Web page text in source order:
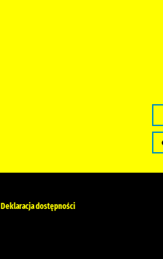
Deklaracja dostępności